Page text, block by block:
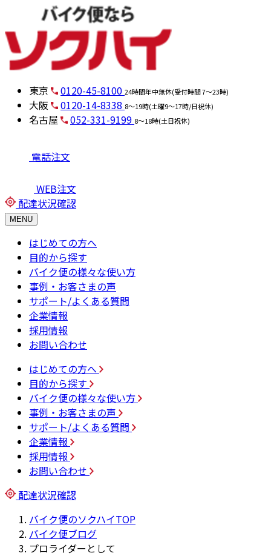
東京 0120-45-8100 24時間年中無休(受付時間 7～23時)
大阪 0120-14-8338 8～19時(土曜9～17時/日祝休)
名古屋 052-331-9199 8～18時(土日祝休)
電話注文
WEB注文
配達状況確認
MENU
はじめての方へ
目的から探す
バイク便の様々な使い方
事例・お客さまの声
サポート/よくある質問
企業情報
採用情報
お問い合わせ
はじめての方へ
目的から探す
バイク便の様々な使い方
事例・お客さまの声
サポート/よくある質問
企業情報
採用情報
お問い合わせ
配達状況確認
バイク便のソクハイTOP
バイク便ブログ
プロライダーとして